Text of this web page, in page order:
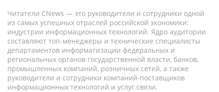
Читатели CNews — это руководители и сотрудники одной
из самых успешных отраслей российской экономики:
индустрии информационных технологий. Ядро аудитории
составляют топ-менеджеры и технические специалисты
департаментов информатизации федеральных и
региональных органов государственной власти, банков,
промышленных компаний, розничных сетей, а также
руководители и сотрудники компаний-поставщиков
информационных технологий и услуг связи.